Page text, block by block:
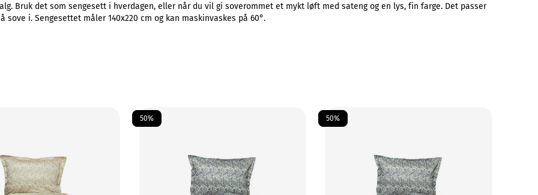
Bruk det som sengesett i hverdagen, eller når du vil gi soverommet et mykt løft med sateng og en lys, fin farge. Det passer
i. Sengesettet måler 140x220 cm og kan maskinvaskes på 60°.
50% 50%